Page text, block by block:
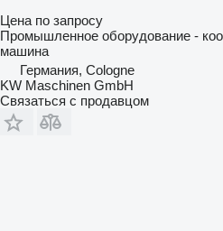
Цена по запросу
Промышленное оборудование -
машина
Германия, Cologne
KW Maschinen GmbH
Связаться с продавцом